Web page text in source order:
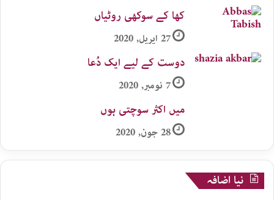
کھا کے سوکھی روٹیاں
27 اپریل, 2020
دوست کے لیے ایک دُعا
7 نومبر, 2020
میں اکثر سوچتی ہوں
28 جون, 2020
نیا اضافہ